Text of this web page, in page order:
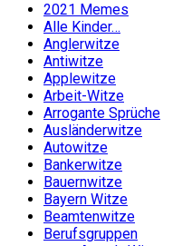
2021 Memes
Alle Kinder…
Anglerwitze
Antiwitze
Applewitze
Arbeit-Witze
Arrogante Sprüche
Ausländerwitze
Autowitze
Bankerwitze
Bauernwitze
Bayern Witze
Beamtenwitze
Berufsgruppen